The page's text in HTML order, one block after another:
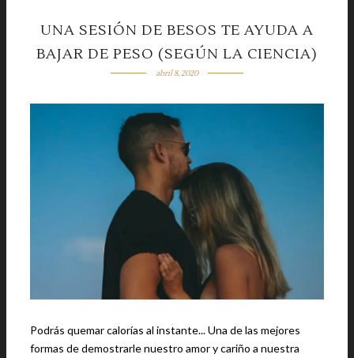
UNA SESIÓN DE BESOS TE AYUDA A
BAJAR DE PESO (SEGÚN LA CIENCIA)
abril 8, 2020
Podrás quemar calorías al instante... Una de las mejores
formas de demostrarle nuestro amor y cariño a nuestra